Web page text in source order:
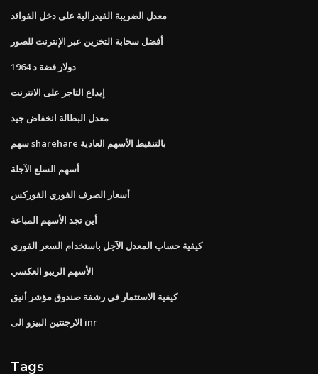
معدل الضريبة الفيدرالية على دخل الفوائد
أفضل سحابة التخزين عبر الإنترنت للصور
1964 دولار فضة د
إيداع التاجر على الانترنت
معدل البطالة انخفاض جيد
سهم sharehare بالتنقيط الأسهم العادية
أسهم السلع الآجلة
أسعار الصرف الفوري الفوركس
أين تجد الأسهم المباعة
كيفية حساب المعدل الآجل باستخدام السعر الفوري
الأسهم الريبو العكسي
كيفية الاستثمار في رشفة صندوق مؤشر أنيق
الارجنتين البيزو الى inr
Tags